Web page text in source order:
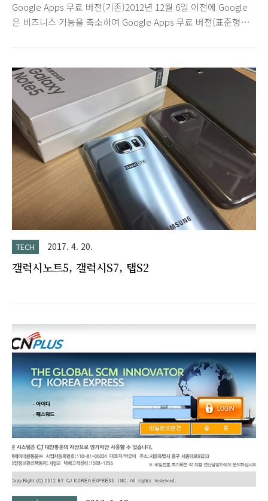
Google Apps 무료 버전(기존)2012년 12월 6일 이전에 Google
은 비즈니스 기능을 축소하여 Google Apps 무료 버전(표준형이
축소된 비즈니스 기능을 무료로 계속 사용2012년 12월 6일 이전
에 Google Apps에 가입했으며 그때부터 Google Apps 무료 버
전을 사용해 온 경우, 서비스 변경 없이 무료로 서비스를 계속 사
용할 수 있습니다. 새 고객에게는 무료 버전 제공이 중단되지만
기존 고객의 무료 서비스에는 영향을 주지 않습니다. 무료 버전
의 기능기본 서비스 및 기능메시지: Gmail, 캘린더, 주소록저장용
량 및 공동작업: 드라이브, 문서, ..
TECH 2017. 4. 20.
갤럭시노트5, 갤럭시S7, 탭S2